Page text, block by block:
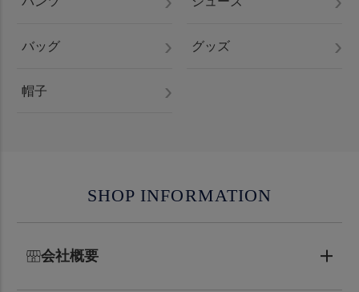
バッグ グッズ
帽子
SHOP INFORMATION
会社概要